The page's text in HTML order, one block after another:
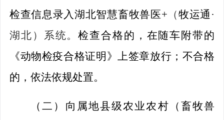
检查信息录入湖北智慧畜牧兽医+ （牧运通 ·
湖北）系统。检查合格的，在随车附带的
《动物检疫合格证明》上签章放行；不合格
的，依法依规处置。
（二） 向属地县级农业农村 （畜牧兽